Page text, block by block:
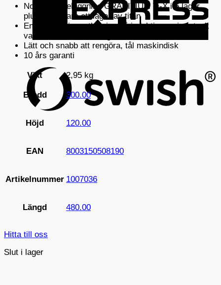
Non-stick-beläggning GRANITIUM Ti-X i 6 lager
plus ytterligare ett lager av titan
Energieffektiv matlagning på induktionsspisar tack
vare induktionsteknologin Radiant
Lätt och snabb att rengöra, tål maskindisk
10 års garanti
Vikt 2,95 kg
Bredd 300.00
Höjd 120.00
EAN 8003150508190
Artikelnummer 1007036
Längd 480.00
Hitta till oss
Slut i lager